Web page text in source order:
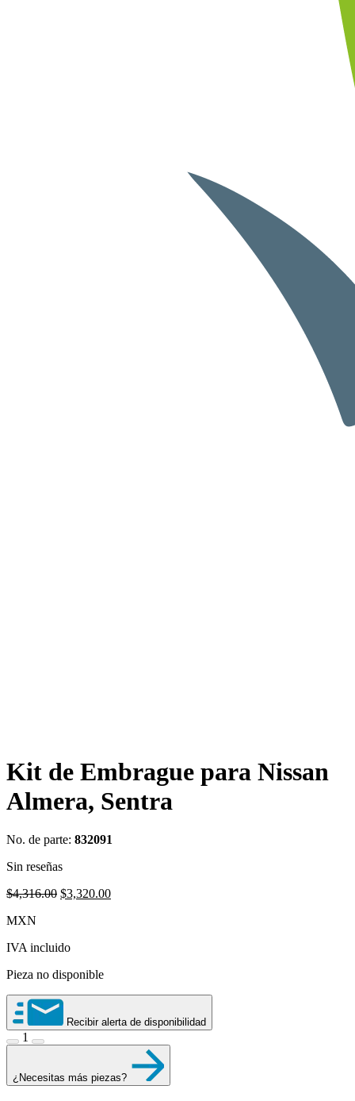
Kit de Embrague para Nissan
Almera, Sentra
No. de parte: 832091
Sin reseñas
$4,316.00 Original
$3,320.00Current
MXN
IVA incluido
Pieza no disponible
Recibir alerta de disponibilidad
1
¿Necesitas más piezas?